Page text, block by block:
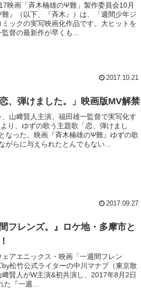
映画「斉木楠雄のΨ難」製作委員会10月
』（以下、『斉木』）は、「週間少年ジ
ックの実写映画化作品です。大ヒットを
督の最新作が早くも...
2017.10.21
、弾けました。」映画版MV解禁
山﨑賢人主演、福田雄一監督で実写化す
り、ゆずの歌う主題歌「恋、弾けまし
なった。映画『斉木楠雄のѰ難』ゆずの歌
がらに与えられたとんでもない...
2017.09.27
フレンズ。』ロケ地・多摩市と
アエニックス・映画「一週間フレン
松竹公式ライターの中川マナブ（東京散
賢人がW主演&初共演し、2017年8月2日
た『一週...